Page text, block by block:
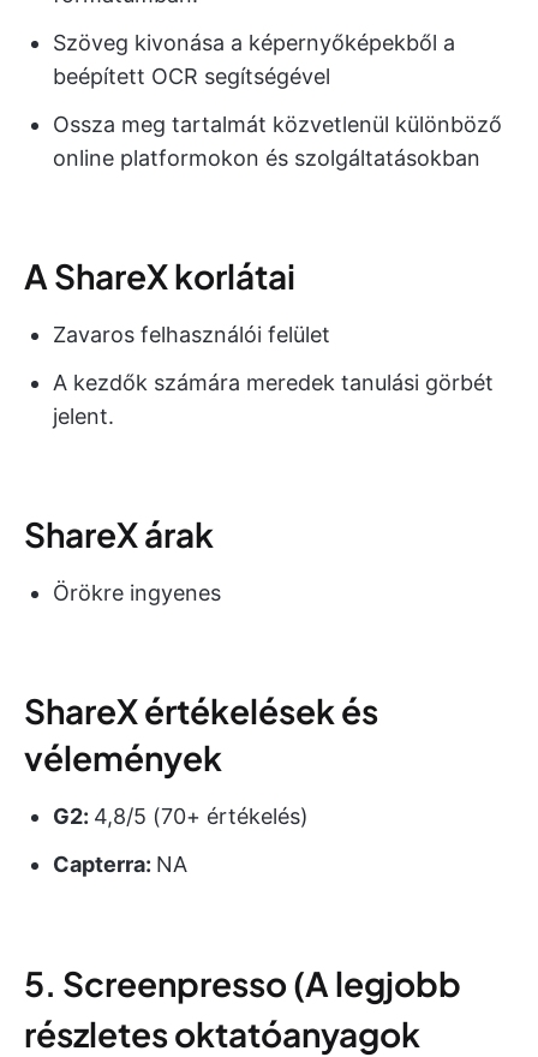
Szöveg kivonása a képernyőképekből a
beépített OCR segítségével
Ossza meg tartalmát közvetlenül különböző
online platformokon és szolgáltatásokban
A ShareX korlátai
Zavaros felhasználói felület
A kezdők számára meredek tanulási görbét
jelent.
ShareX árak
Örökre ingyenes
ShareX értékelések és
vélemények
G2: 4,8/5 (70+ értékelés)
Capterra: NA
5. Screenpresso (A legjobb
részletes oktatóanyagok